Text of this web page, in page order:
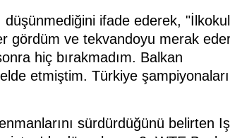
düşünmediğini ifade ederek,
gördüm ve tekvandoyu merak
hiç bırakmadım. Balkan
etmiştim. Türkiye
sürdürdüğünü belirten